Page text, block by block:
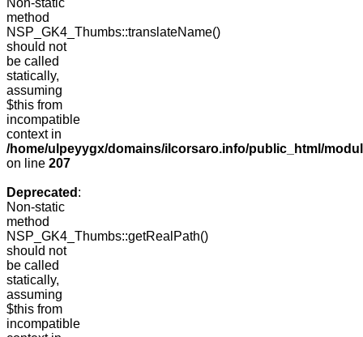
Non-static
method
NSP_GK4_Thumbs::translateName()
should not
be called
statically,
assuming
$this from
incompatible
context in
/home/ulpeyygx/domains/ilcorsaro.info/public_html/
on line 207
Deprecated :
Non-static
method
NSP_GK4_Thumbs::getRealPath()
should not
be called
statically,
assuming
$this from
incompatible